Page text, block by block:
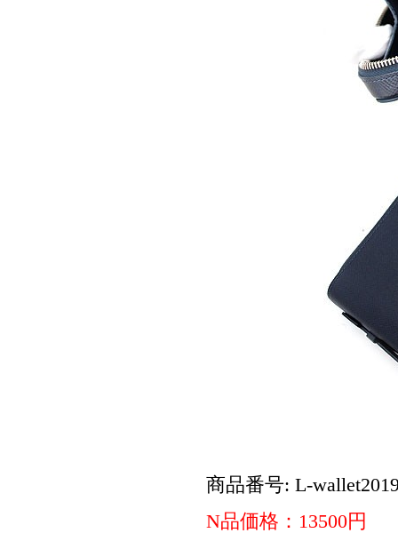
商品番号: L-
N品価格：13500円